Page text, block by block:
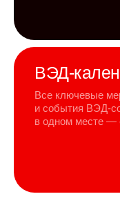
ВЭД-
Все ключевые
и события ВЭД-
в одном месте —